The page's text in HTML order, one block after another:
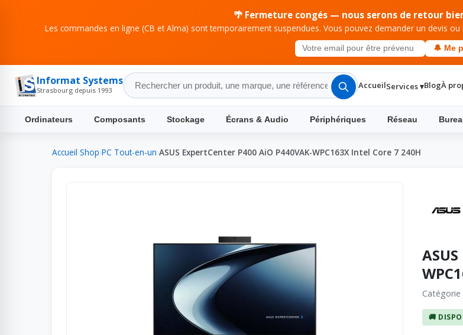
🌴 Fermeture congés — nous serons de retour
Les commandes en ligne (CB et Alma) sont temporairement suspendues. Vous pouvez demander un devis
🔔 Me
Informat Systems
Strasbourg depuis 1993 AccueilServices ▾BlogÀ
Ordinateurs Composants Stockage Écrans & Audio Périphériques Réseau
Accueil Shop PC Tout-en-un ASUS ExpertCenter P400 AiO P440VAK-WPC163X Intel Core 7 240H
Catégorie
🚚